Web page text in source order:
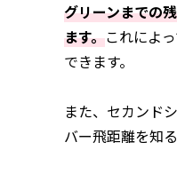
グリーンまでの
ます。これによ
できます。
また、セカンド
バー飛距離を知